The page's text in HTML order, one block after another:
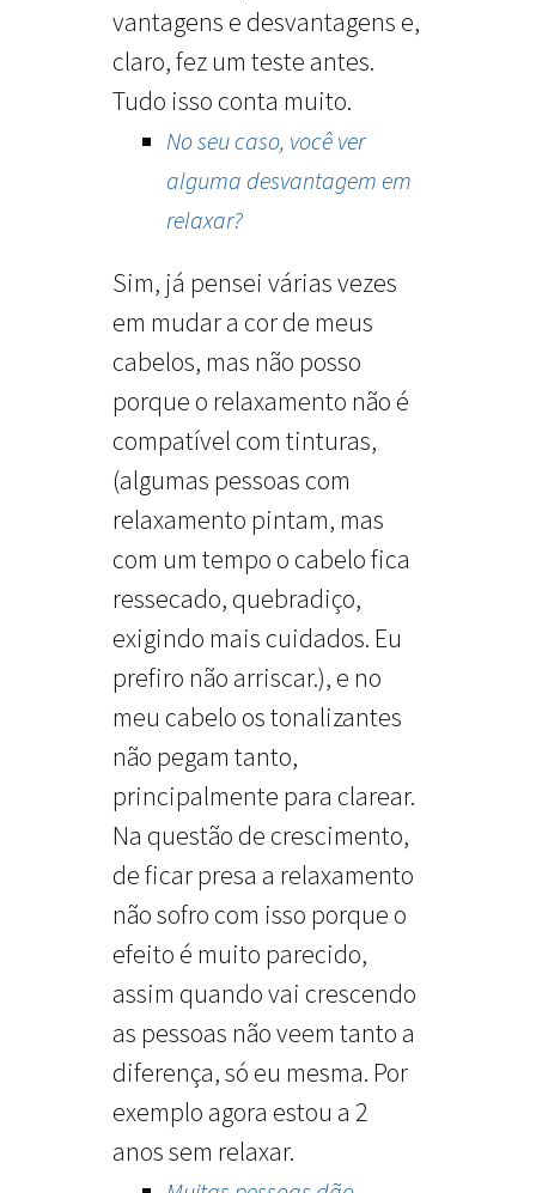
vantagens e desvantagens e,
claro, fez um teste antes.
Tudo isso conta muito.
No seu caso, você ver
alguma desvantagem em
relaxar?
Sim, já pensei várias vezes
em mudar a cor de meus
cabelos, mas não posso
porque o relaxamento não é
compatível com tinturas,
(algumas pessoas com
relaxamento pintam, mas
com um tempo o cabelo fica
ressecado, quebradiço,
exigindo mais cuidados. Eu
prefiro não arriscar.), e no
meu cabelo os tonalizantes
não pegam tanto,
principalmente para clarear.
Na questão de crescimento,
de ficar presa a relaxamento
não sofro com isso porque o
efeito é muito parecido,
assim quando vai crescendo
as pessoas não veem tanto a
diferença, só eu mesma. Por
exemplo agora estou a 2
anos sem relaxar.